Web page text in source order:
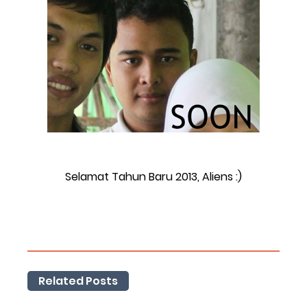
Selamat Tahun Baru 2013, Aliens :)
Related Posts